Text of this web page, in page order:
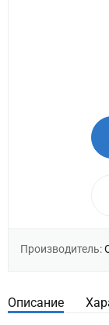
Производитель:
Описание